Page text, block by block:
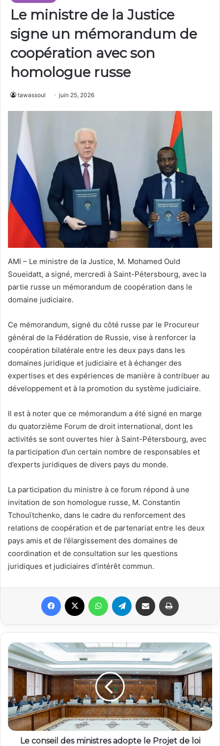
Le ministre de la Justice
signe un mémorandum de
coopération avec son
homologue russe
tawassoul juin 25, 2026
AMI – Le ministre de la Justice, M. Mohamed Ould
Soueidatt, a signé, mercredi à Saint-Pétersbourg, avec la
partie russe un mémorandum de coopération dans le
domaine judiciaire.
Ce mémorandum, signé du côté russe par le Procureur
général de la Fédération de Russie, vise à renforcer la
coopération bilatérale entre les deux pays dans les
domaines juridique et judiciaire et à échanger des
expertises et des expériences de manière à contribuer au
développement et à la promotion du système judiciaire.
Il est à noter que ce mémorandum a été signé en marge
du quatorzième Forum de droit international, dont les
activités se sont ouvertes hier à Saint-Pétersbourg, avec
la participation d’un certain nombre de responsables et
d’experts juridiques de divers pays du monde.
La participation du ministre à ce forum répond à une
invitation de son homologue russe, M. Constantin
Tchouïtchenko, dans le cadre du renforcement des
relations de coopération et de partenariat entre les deux
pays amis et de l’élargissement des domaines de
coordination et de consultation sur les questions
juridiques et judiciaires d’intérêt commun.
Facebook WhatsAppTelegram Partager par email
Le conseil des ministres adopte le Projet de loi